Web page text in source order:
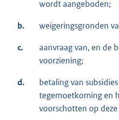
wordt aangeboden;
b. weigeringsgronden
c.
aanvraag van, en de
voorziening;
d.
betaling van
tegemoetkoming en
voorschotten op deze